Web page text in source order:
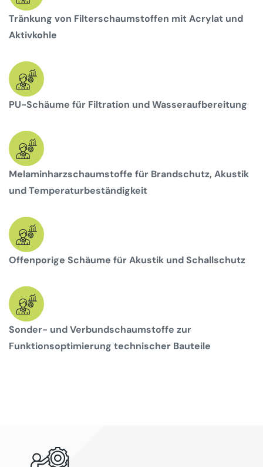
Tränkung von Filterschaumstoffen mit Acrylat und
Aktivkohle
PU-Schäume für Filtration und Wasseraufbereitung
Melaminharzschaumstoffe für Brandschutz, Akustik
und Temperaturbeständigkeit
Offenporige Schäume für Akustik und Schallschutz
Sonder- und Verbundschaumstoffe zur
Funktionsoptimierung technischer Bauteile